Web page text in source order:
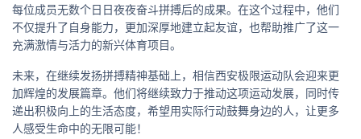
每位成员无数个日日夜夜奋斗拼搏后的成果。在这个过程中，他们
不仅提升了自身能力，更加深厚地建立起友谊，也帮助推广了这一
充满激情与活力的新兴体育项目。
未来，在继续发扬拼搏精神基础上，相信西安极限运动队会迎来更
加辉煌的发展篇章。他们将继续致力于推动这项运动发展，同时传
递出积极向上的生活态度，希望用实际行动鼓舞身边的人，让更多
人感受生命中的无限可能！